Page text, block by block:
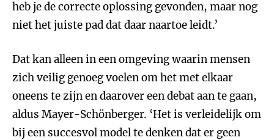
heb je de correcte oplossing gevonden, maar nog
niet het juiste pad dat daar naartoe leidt.’
Dat kan alleen in een omgeving waarin mensen
zich veilig genoeg voelen om het met elkaar
oneens te zijn en daarover een debat aan te gaan,
aldus Mayer-Schönberger. ‘Het is verleidelijk om
bij een succesvol model te denken dat er geen